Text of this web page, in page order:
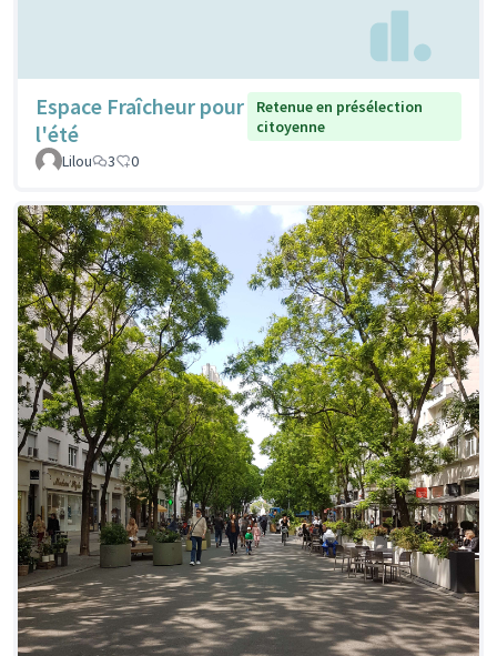
Espace Fraîcheur pour
l'été
Retenue en présélection
citoyenne
Lilou
3 0